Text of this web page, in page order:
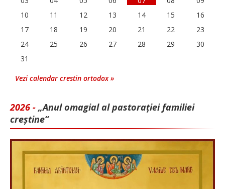
10
11 12 13 14 15
16
17
18 19 20 21 22
23
24
25 26 27 28 29
30
31
Vezi calendar crestin ortodox »
2026 - „Anul omagial al pastorației familiei
creștine”